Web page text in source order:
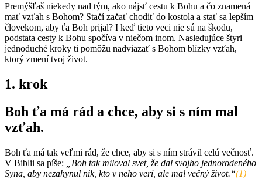
Premýšľaš niekedy nad tým, ako nájsť cestu k Bohu a čo znamená
mať vzťah s Bohom? Stačí začať chodiť do kostola a stať sa lepším
človekom, aby ťa Boh prijal? I keď tieto veci nie sú na škodu,
podstata cesty k Bohu spočíva v niečom inom. Nasledujúce štyri
jednoduché kroky ti pomôžu nadviazať s Bohom blízky vzťah,
ktorý zmení tvoj život.
1. krok
Boh ťa má rád a chce, aby si s ním mal
vzťah.
Boh ťa má tak veľmi rád, že chce, aby si s ním strávil celú večnosť.
V Biblii sa píše:
„Boh tak miloval svet, že dal svojho jednorodeného
Syna, aby nezahynul nik, kto v neho verí, ale mal večný život.“(1)